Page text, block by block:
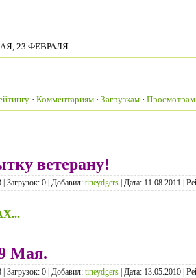
23 ФЕВРАЛЯ
· Комментариям · Загрузкам · Просмотрам
ветерану!
| Загрузок: 0 | Добавил: tineydgers | Дата: 11.08.2011 |
Мая.
| Загрузок: 0 | Добавил: tineydgers | Дата: 13.05.2010 |